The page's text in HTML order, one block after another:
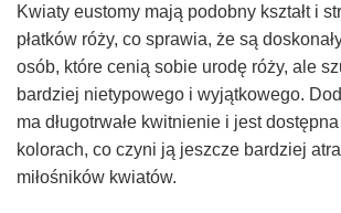
Kwiaty eustomy mają podobny kształt i
płatków róży, co sprawia, że są
osób, które cenią sobie urodę róży, ale
bardziej nietypowego i wyjątkowego.
ma długotrwałe kwitnienie i jest
kolorach, co czyni ją jeszcze bardziej
miłośników kwiatów.